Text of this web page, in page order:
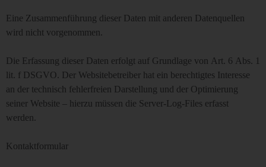
Eine Zusammenführung dieser Daten mit anderen Datenquellen
wird nicht vorgenommen.
Die Erfassung dieser Daten erfolgt auf Grundlage von Art. 6 Abs. 1
lit. f DSGVO. Der Websitebetreiber hat ein berechtigtes Interesse
an der technisch fehlerfreien Darstellung und der Optimierung
seiner Website – hierzu müssen die Server-Log-Files erfasst
werden.
Kontaktformular